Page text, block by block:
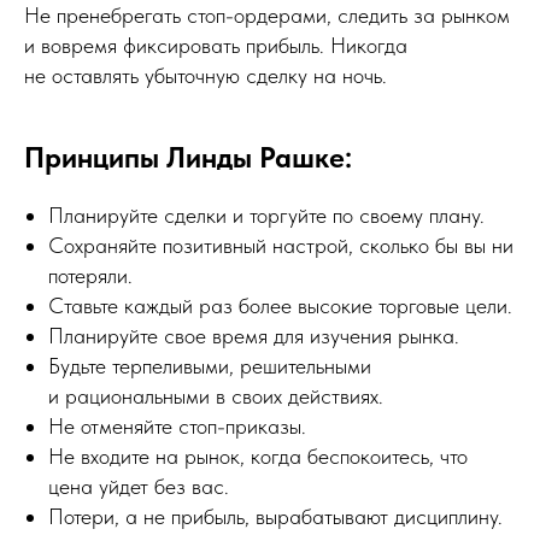
Не пренебрегать стоп-ордерами, следить за рынком
и вовремя фиксировать прибыль. Никогда
не оставлять убыточную сделку на ночь.
Принципы Линды Рашке:
Планируйте сделки и торгуйте по своему плану.
Сохраняйте позитивный настрой, сколько бы вы ни
потеряли.
Ставьте каждый раз более высокие торговые цели.
Планируйте свое время для изучения рынка.
Будьте терпеливыми, решительными
и рациональными в своих действиях.
Не отменяйте стоп-приказы.
Не входите на рынок, когда беспокоитесь, что
цена уйдет без вас.
Потери, а не прибыль, вырабатывают дисциплину.